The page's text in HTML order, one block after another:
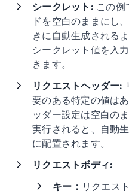
シークレット: この例
ドを空白のままにし
きに自動生成される
シークレット値を入
きます。
リクエストヘッダー:
要のある特定の値は
ッダー設定は空白の
実行されると、自動
に配置されます。
リクエストボディ:
キー： リクエス